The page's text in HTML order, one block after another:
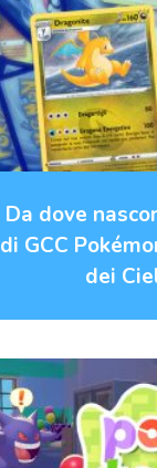
Da dove
di GCC
dei